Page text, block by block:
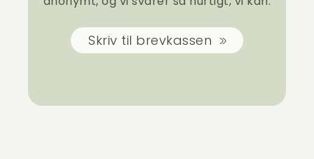
Skriv til brevkassen